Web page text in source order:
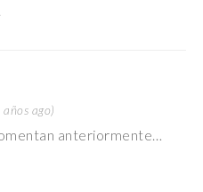
ago)
anteriormente…